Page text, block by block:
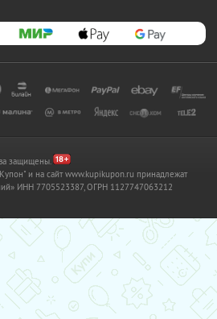
защищены.
и на сайт www.kupikupon.ru принадлежат
ИНН 7705523387, ОГРН 1127747063212